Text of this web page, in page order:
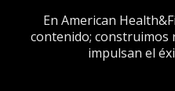
En American
contenido; construimos
impulsan el